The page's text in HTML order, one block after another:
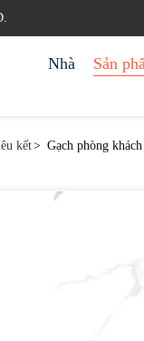
Nhà Sản
kết> Gạch phòng